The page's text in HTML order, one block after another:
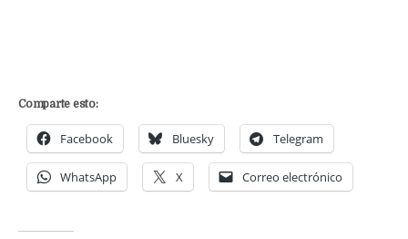
Comparte esto:
Facebook Bluesky Telegram
WhatsApp X Correo electrónico